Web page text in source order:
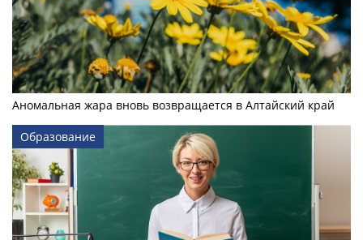
Аномальная жара вновь возвращается в Алтайский край
Образование